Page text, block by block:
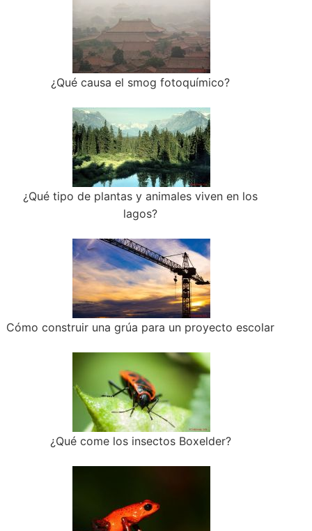
¿Qué causa el smog fotoquímico?
¿Qué tipo de plantas y animales viven en los
lagos?
Cómo construir una grúa para un proyecto escolar
¿Qué come los insectos Boxelder?